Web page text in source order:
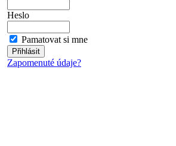
Heslo
Pamatovat si mne
Zapomenuté údaje?